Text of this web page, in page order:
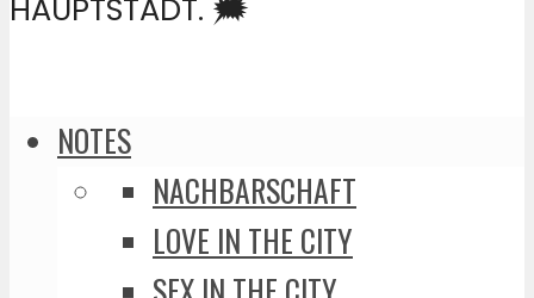
HAUPTSTADT. 🗯️
NOTES
NACHBARSCHAFT
LOVE IN THE CITY